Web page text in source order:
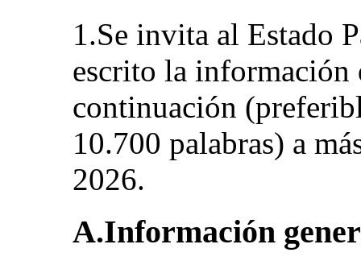
1.Se invita al Estado
escrito la información
continuación
10.700 palabras) a
2026.
A.Información